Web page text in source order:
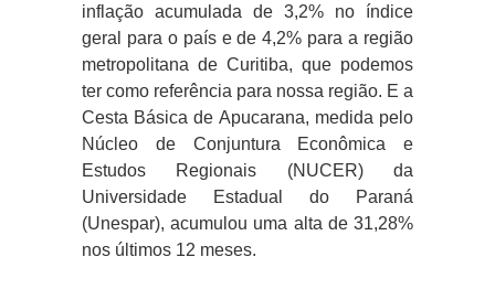
inflação acumulada de 3,2% no índice
geral para o país e de 4,2% para a região
metropolitana de Curitiba, que podemos
ter como referência para nossa região. E a
Cesta Básica de Apucarana, medida pelo
Núcleo de Conjuntura Econômica e
Estudos Regionais (NUCER) da
Universidade Estadual do Paraná
(Unespar), acumulou uma alta de 31,28%
nos últimos 12 meses.